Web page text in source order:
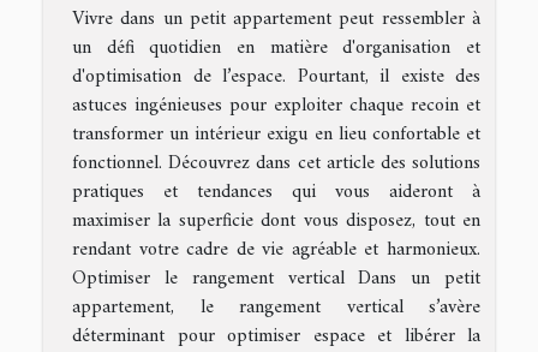
Vivre dans un petit appartement peut ressembler à
un défi quotidien en matière d'organisation et
d'optimisation de l’espace. Pourtant, il existe des
astuces ingénieuses pour exploiter chaque recoin et
transformer un intérieur exigu en lieu confortable et
fonctionnel. Découvrez dans cet article des solutions
pratiques et tendances qui vous aideront à
maximiser la superficie dont vous disposez, tout en
rendant votre cadre de vie agréable et harmonieux.
Optimiser le rangement vertical Dans un petit
appartement, le rangement vertical s’avère
déterminant pour optimiser espace et libérer la